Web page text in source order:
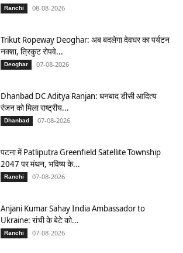
Ranchi 08-08-2026
Trikut Ropeway Deoghar: अब बदलेगा देवघर का पर्यटन
नक्शा, त्रिकुट रोपवे...
Deoghar 07-08-2026
Dhanbad DC Aditya Ranjan: धनबाद डीसी आदित्य
रंजन को मिला राष्ट्रीय...
Dhanbad 07-08-2026
पटना में Patliputra Greenfield Satellite Township
2047 पर मंथन, भविष्य के...
Ranchi 07-08-2026
Anjani Kumar Sahay India Ambassador to
Ukraine: रांची के बेटे को...
Ranchi 07-08-2026